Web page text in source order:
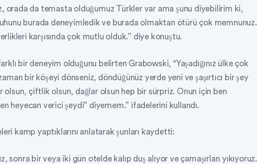
orada da temasta olduğumuz Türkler var ama şunu diyebilirim ki,
burada deneyimledik ve burada olmaktan ötürü çok memnunuz.
karşısında çok mutlu olduk.” diye konuştu.
bir deneyim olduğunu belirten Grabowski, “Yaşadığınız ülke çok
bir köşeyi dönseniz, döndüğünüz yerde yeni ve şaşırtıcı bir şey
olsun, çiftlik olsun, dağlar olsun hep bir sürpriz. Onun için ben
heyecan verici şeydi” diyemem.” ifadelerini kullandı.
kamp yaptıklarını anlatarak şunları kaydetti:
sonra bir veya iki gün otelde kalıp duş alıyor ve çamaşırları yıkıyoruz.